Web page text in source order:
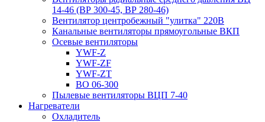
14-46 (ВР 300-45, ВР 280-46)
Вентилятор центробежный "улитка" 220В
Канальные вентиляторы прямоугольные ВКП
Осевые вентиляторы
YWF-Z
YWF-ZF
YWF-ZT
ВО 06-300
Пылевые вентиляторы ВЦП 7-40
Нагреватели
Охладитель